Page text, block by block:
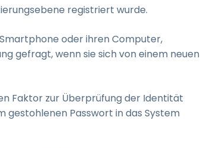
registriert wurde.
oder ihren Computer,
gefragt, wenn sie sich von einem neuen
Faktor zur Überprüfung der Identität
gestohlenen Passwort in das System